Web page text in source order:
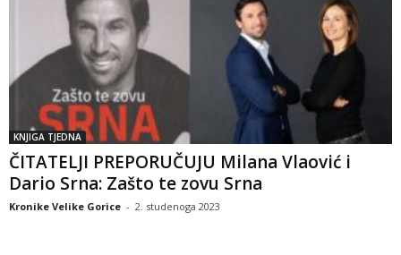
KNJIGA TJEDNA
ČITATELJI PREPORUČUJU Milana Vlaović i
Dario Srna: Zašto te zovu Srna
Kronike Velike Gorice - 2. studenoga 2023